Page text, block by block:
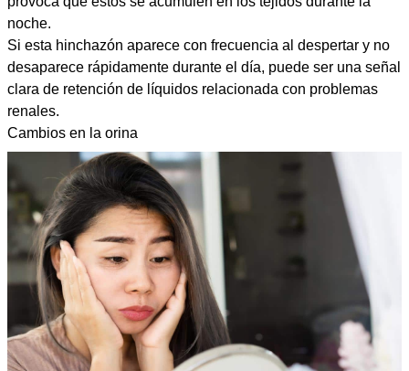
noche.
Si esta hinchazón aparece con frecuencia al despertar y no
desaparece rápidamente durante el día, puede ser una señal
clara de retención de líquidos relacionada con problemas
renales.
Cambios en la orina